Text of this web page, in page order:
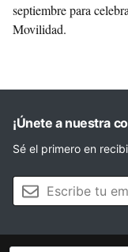
septiembre para
Movilidad.
¡Únete a nuestra
Sé el primero en
Tu email